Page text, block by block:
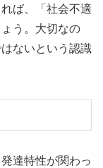
ば、「社会不適
う。大切なの
ないという認識
達特性が関わっ